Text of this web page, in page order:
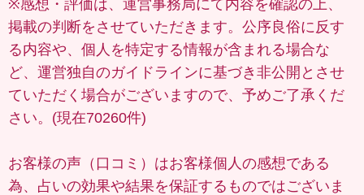
※感想・評価は、運営事務局にて内容を確認の上、
掲載の判断をさせていただきます。公序良俗に反す
る内容や、個人を特定する情報が含まれる場合な
ど、運営独自のガイドラインに基づき非公開とさせ
ていただく場合がございますので、予めご了承くだ
さい。(現在70260件)
お客様の声（口コミ）はお客様個人の感想である
為、占いの効果や結果を保証するものではございま